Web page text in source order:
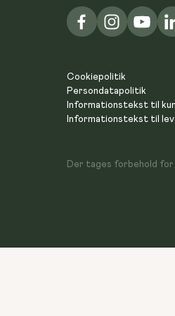
Cookiepolitik
Persondatapolitik
Informationstekst til
Informationstekst til
Der tages forbehold